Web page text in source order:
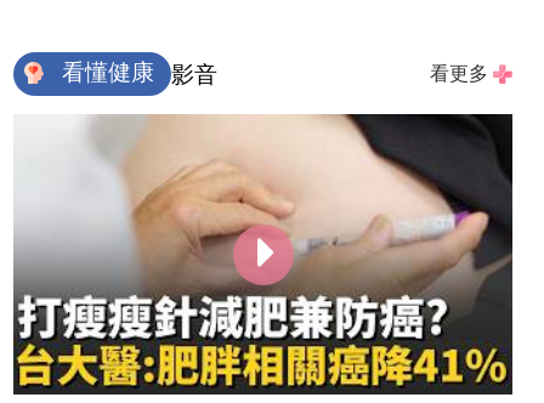
看懂健康 影音 看更多